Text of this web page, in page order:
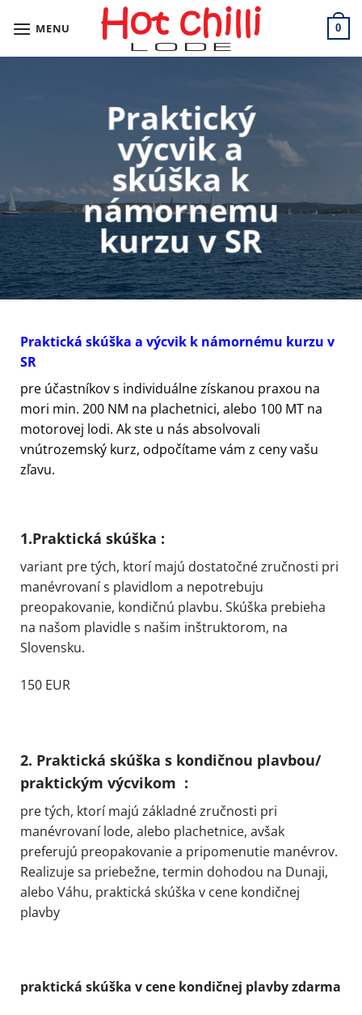
MENU 0
Praktický
výcvik a
skúška k
námornemu
kurzu v SR
Praktická skúška a výcvik k námornému kurzu v
SR
pre účastníkov s individuálne získanou praxou na
mori min. 200 NM na plachetnici, alebo 100 MT na
motorovej lodi. Ak ste u nás absolvovali
vnútrozemský kurz, odpočítame vám z ceny vašu
zľavu.
1.Praktická skúška :
variant pre tých, ktorí majú dostatočné zručnosti pri
manévrovaní s plavidlom a nepotrebuju
preopakovanie, kondičnú plavbu. Skúška prebieha
na našom plavidle s našim inštruktorom, na
Slovensku.
150 EUR
2. Praktická skúška s kondičnou plavbou/
praktickým výcvikom :
pre tých, ktorí majú základné zručnosti pri
manévrovaní lode, alebo plachetnice, avšak
preferujú preopakovanie a pripomenutie manévrov.
Realizuje sa priebežne, termin dohodou na Dunaji,
alebo Váhu, praktická skúška v cene kondičnej
plavby
praktická skúška v cene kondičnej plavby zdarma